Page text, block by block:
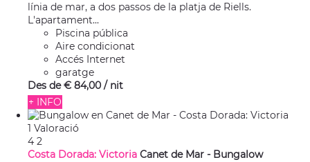
línia de mar, a dos passos de la platja de Riells.
L'apartament...
Piscina pública
Aire condicionat
Accés Internet
garatge
Des de € 84,00 / nit
+ INFO
1 Valoració
4 2
Costa Dorada: Victoria Canet de Mar - Bungalow